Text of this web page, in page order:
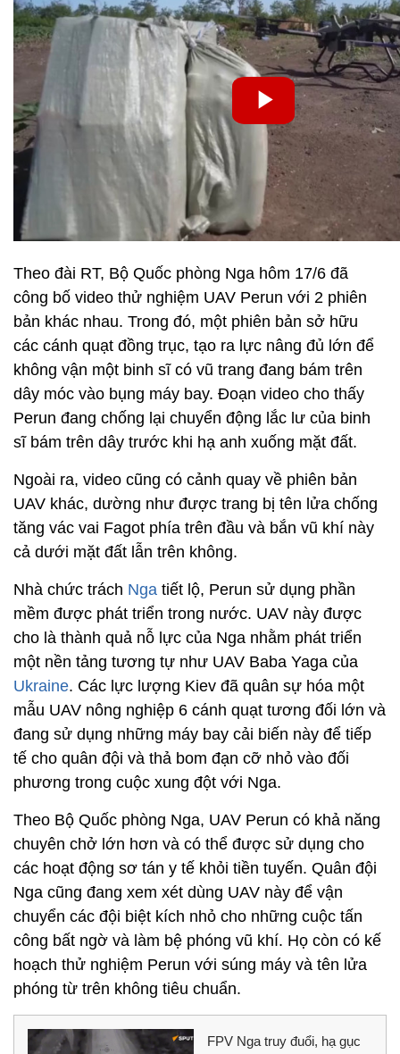
Theo đài RT, Bộ Quốc phòng Nga hôm 17/6 đã
công bố video thử nghiệm UAV Perun với 2 phiên
bản khác nhau. Trong đó, một phiên bản sở hữu
các cánh quạt đồng trục, tạo ra lực nâng đủ lớn để
không vận một binh sĩ có vũ trang đang bám trên
dây móc vào bụng máy bay. Đoạn video cho thấy
Perun đang chống lại chuyển động lắc lư của binh
sĩ bám trên dây trước khi hạ anh xuống mặt đất.
Ngoài ra, video cũng có cảnh quay về phiên bản
UAV khác, dường như được trang bị tên lửa chống
tăng vác vai Fagot phía trên đầu và bắn vũ khí này
cả dưới mặt đất lẫn trên không.
Nhà chức trách Nga tiết lộ, Perun sử dụng phần
mềm được phát triển trong nước. UAV này được
cho là thành quả nỗ lực của Nga nhằm phát triển
một nền tảng tương tự như UAV Baba Yaga của
Ukraine. Các lực lượng Kiev đã quân sự hóa một
mẫu UAV nông nghiệp 6 cánh quạt tương đối lớn và
đang sử dụng những máy bay cải biến này để tiếp
tế cho quân đội và thả bom đạn cỡ nhỏ vào đối
phương trong cuộc xung đột với Nga.
Theo Bộ Quốc phòng Nga, UAV Perun có khả năng
chuyên chở lớn hơn và có thể được sử dụng cho
các hoạt động sơ tán y tế khỏi tiền tuyến. Quân đội
Nga cũng đang xem xét dùng UAV này để vận
chuyển các đội biệt kích nhỏ cho những cuộc tấn
công bất ngờ và làm bệ phóng vũ khí. Họ còn có kế
hoạch thử nghiệm Perun với súng máy và tên lửa
phóng từ trên không tiêu chuẩn.
FPV Nga truy đuổi, hạ gục